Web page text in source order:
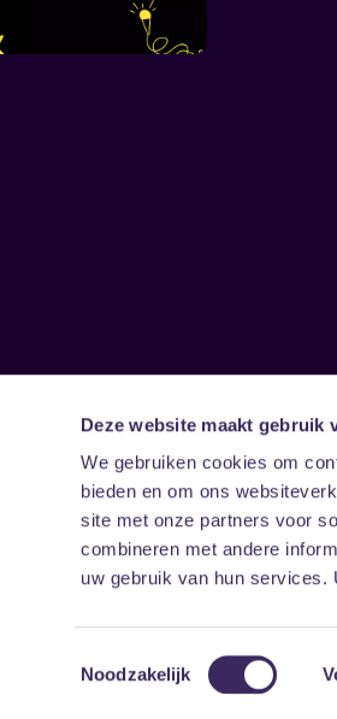
Deze website maakt gebruik
We gebruiken cookies om
bieden en om ons
site met onze partners voor
combineren met andere
uw gebruik van hun services.
Toestemmingsselectie
Noodzakelijk
Disclaimer
Toegankelijkheid
Privacy & cookies